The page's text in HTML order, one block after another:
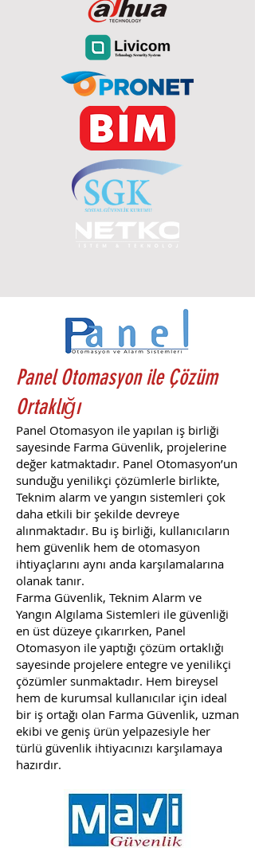
Panel Otomasyon ile Çözüm
Ortaklığı
Panel Otomasyon ile yapılan iş birliği
sayesinde Farma Güvenlik, projelerine
değer katmaktadır. Panel Otomasyon’un
sunduğu yenilikçi çözümlerle birlikte,
Teknim alarm ve yangın sistemleri çok
daha etkili bir şekilde devreye
alınmaktadır. Bu iş birliği, kullanıcıların
hem güvenlik hem de otomasyon
ihtiyaçlarını aynı anda karşılamalarına
olanak tanır.
Farma Güvenlik, Teknim Alarm ve
Yangın Algılama Sistemleri ile güvenliği
en üst düzeye çıkarırken, Panel
Otomasyon ile yaptığı çözüm ortaklığı
sayesinde projelere entegre ve yenilikçi
çözümler sunmaktadır. Hem bireysel
hem de kurumsal kullanıcılar için ideal
bir iş ortağı olan Farma Güvenlik, uzman
ekibi ve geniş ürün yelpazesiyle her
türlü güvenlik ihtiyacınızı karşılamaya
hazırdır.